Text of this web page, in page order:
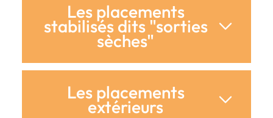
Les placements
stabilisés dits "sorties
sèches"
Les placements
extérieurs